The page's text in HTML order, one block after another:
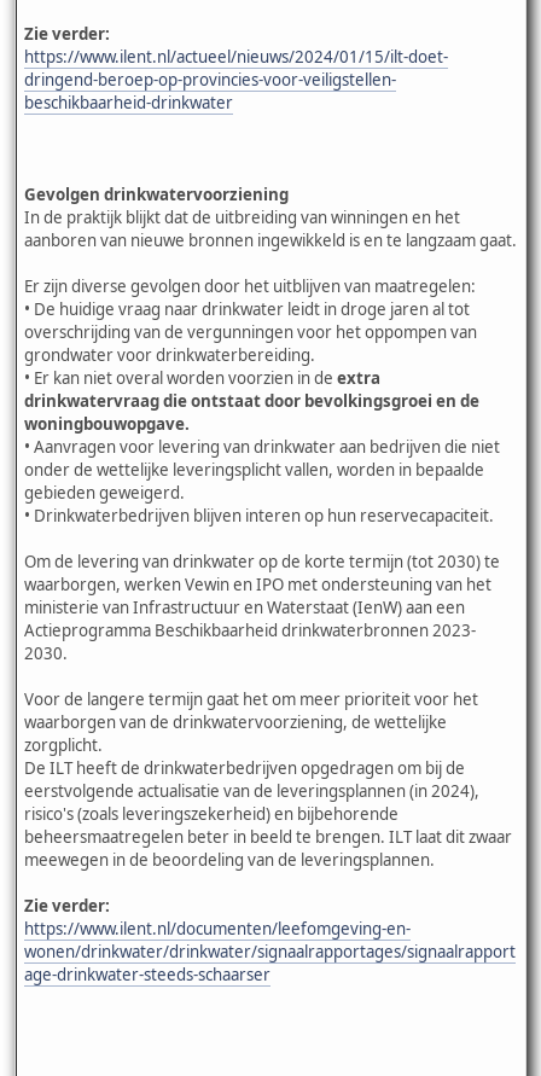
Zie verder:
https://www.ilent.nl/actueel/nieuws/2024/01/15/ilt-doet-
dringend-beroep-op-provincies-voor-veiligstellen-
beschikbaarheid-drinkwater
Gevolgen drinkwatervoorziening
In de praktijk blijkt dat de uitbreiding van winningen en het
aanboren van nieuwe bronnen ingewikkeld is en te langzaam gaat.
Er zijn diverse gevolgen door het uitblijven van maatregelen:
• De huidige vraag naar drinkwater leidt in droge jaren al tot
overschrijding van de vergunningen voor het oppompen van
grondwater voor drinkwaterbereiding.
• Er kan niet overal worden voorzien in de extra
drinkwatervraag die ontstaat door bevolkingsgroei en de
woningbouwopgave.
• Aanvragen voor levering van drinkwater aan bedrijven die niet
onder de wettelijke leveringsplicht vallen, worden in bepaalde
gebieden geweigerd.
• Drinkwaterbedrijven blijven interen op hun reservecapaciteit.
Om de levering van drinkwater op de korte termijn (tot 2030) te
waarborgen, werken Vewin en IPO met ondersteuning van het
ministerie van Infrastructuur en Waterstaat (IenW) aan een
Actieprogramma Beschikbaarheid drinkwaterbronnen 2023-
2030.
Voor de langere termijn gaat het om meer prioriteit voor het
waarborgen van de drinkwatervoorziening, de wettelijke
zorgplicht.
De ILT heeft de drinkwaterbedrijven opgedragen om bij de
eerstvolgende actualisatie van de leveringsplannen (in 2024),
risico's (zoals leveringszekerheid) en bijbehorende
beheersmaatregelen beter in beeld te brengen. ILT laat dit zwaar
meewegen in de beoordeling van de leveringsplannen.
Zie verder:
https://www.ilent.nl/documenten/leefomgeving-en-
wonen/drinkwater/drinkwater/signaalrapportages/signaalrapport
age-drinkwater-steeds-schaarser